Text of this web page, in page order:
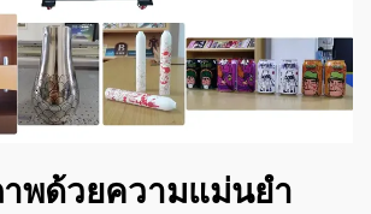
าพด้วยความแม่นยำ